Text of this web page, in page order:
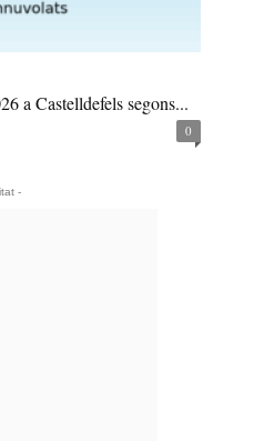
a Castelldefels segons...
0
-